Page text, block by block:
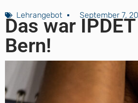
Lehrangebot September 7,
Das war
Bern!